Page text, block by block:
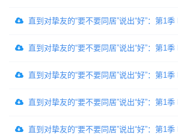
直到对挚友的“要不要同居”说出“好”：第1
直到对挚友的“要不要同居”说出“好”：第1
直到对挚友的“要不要同居”说出“好”：第1
直到对挚友的“要不要同居”说出“好”：第1
直到对挚友的“要不要同居”说出“好”：第1